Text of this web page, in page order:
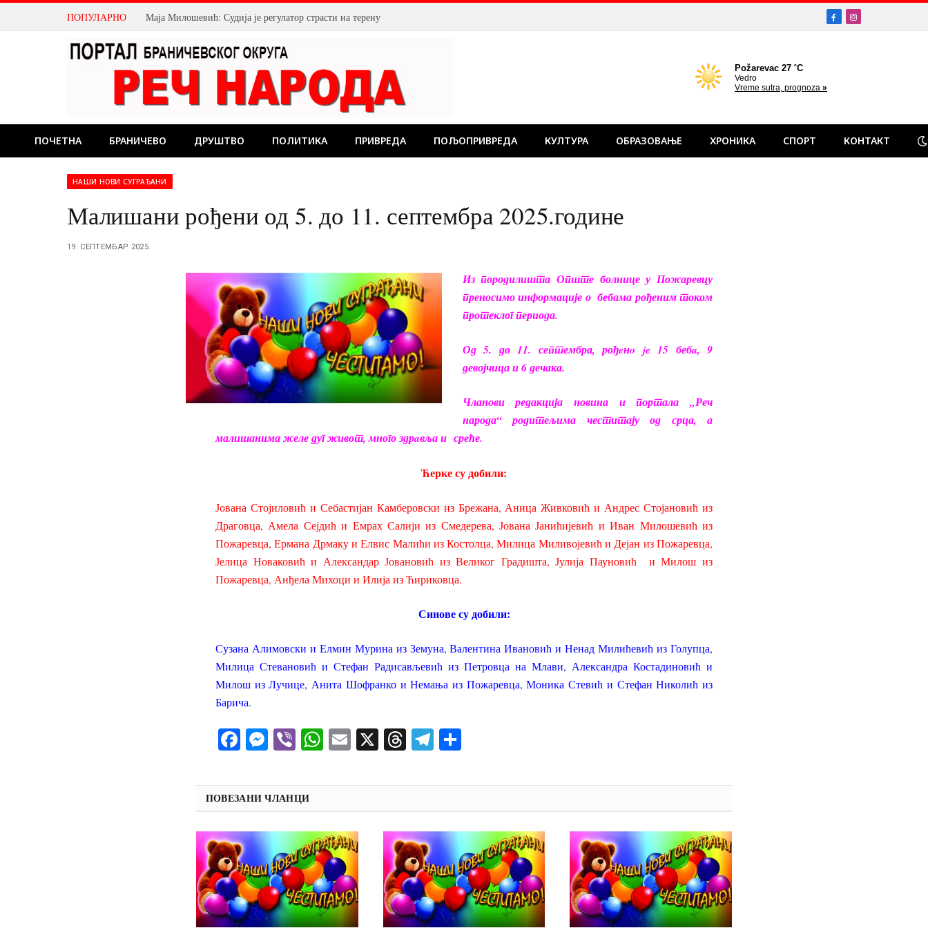
ПОПУЛАРНО Маја Милошевић: Судија је регулатор страсти на терену FacebookInstagram
ПОЧЕТНА БРАНИЧЕВО ДРУШТВО ПОЛИТИКА ПРИВРЕДА ПОЉОПРИВРЕДА КУЛТУРА ОБРАЗОВАЊЕ ХРОНИКА СПОРТ КОНТАКТ
НАШИ НОВИ СУГРАЂАНИ
Малишани рођени од 5. до 11. септембра 2025.године
19. СЕПТЕМБАР 2025.
Из породилишта Опште болнице у Пожаревцу
преносимо информације о бебама рођеним током
протеклог периода.
Од 5. до 11. септембра, рођeнo je 15 бебa, 9
девојчица и 6 дечака.
Чланови редакција новина и портала „Реч
народа“ родитељима честитају од срца, а
малишанима желе дуг живот, много здрaвља и среће.
Ћерке су добили:
Јована Стојиловић и Себастијан Камберовски из Брежана, Аница Живковић и Андрес Стојановић из
Драговца, Амела Сејдић и Емрах Салији из Смедерева, Јована Јанићијевић и Иван Милошевић из
Пожаревца, Ермана Дрмаку и Елвис Малићи из Костолца, Милица Миливојевић и Дејан из Пожаревца,
Јелица Новаковић и Александар Јовановић из Великог Градишта, Јулија Пауновић и Милош из
Пожаревца, Анђела Михоци и Илија из Ћириковца.
Синове су добили:
Сузана Алимовски и Елмин Мурина из Земуна, Валентина Ивановић и Ненад Милићевић из Голупца,
Милица Стевановић и Стефан Радисављевић из Петровца на Млави, Александра Костадиновић и
Милош из Лучице, Анита Шофранко и Немања из Пожаревца, Моника Стевић и Стефан Николић из
Барича.
Facebook
Messenger
ViberWhatsApp
Email
X ThreadsTelegram
ПОВЕЗАНИ ЧЛАНЦИ